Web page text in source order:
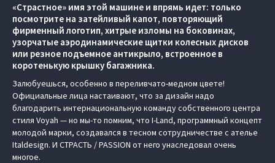
«Страстное» имя этой машине и впрямь идет: только
посмотрите на затейливый капот, повторяющий
фирменный логотип, хитрые изломы на боковинах,
узорчатые аэродинамические щитки колесных дисков
или резное подъемное антикрыло, встроенное в
коротенькую крышку багажника.
Залюбуешься, особенно в переливчато-медном цвете!
Официальные лица настаивают, что за дизайн надо
благодарить интернациональную команду собственного центра
стиля Voyah — но мы-то помним, что I-Land, программный концепт
молодой марки, создавался в тесном сотрудничестве с ателье
Italdesign. И СТРАСТЬ / PASSION от него унаследовал очень
многое.